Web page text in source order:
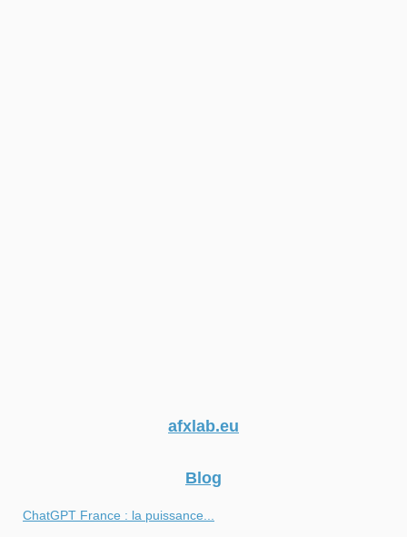
afxlab.eu
Blog
ChatGPT France : la puissance...